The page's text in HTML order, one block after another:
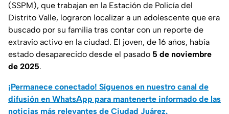
(SSPM), que trabajan en la Estación de Policía del
Distrito Valle, lograron localizar a un adolescente que era
buscado por su familia tras contar con un reporte de
extravío activo en la ciudad. El joven, de 16 años, había
estado desaparecido desde el pasado 5 de noviembre
de 2025.
¡Permanece conectado! Síguenos en nuestro canal de
difusión en WhatsApp para mantenerte informado de las
noticias más relevantes de Ciudad Juárez.